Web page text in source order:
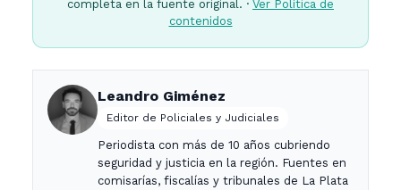
completa en la fuente original. · Ver Política de
contenidos
Leandro Giménez
Editor de Policiales y Judiciales
Periodista con más de 10 años cubriendo
seguridad y justicia en la región. Fuentes en
comisarías, fiscalías y tribunales de La Plata